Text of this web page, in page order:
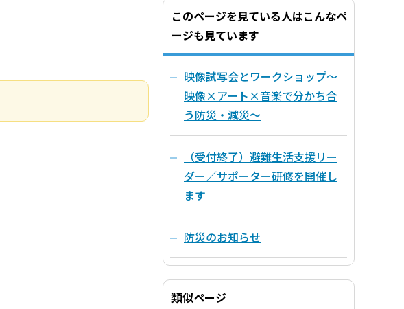
このページを見ている人はこんなペ
ージも見ています
映像試写会とワークショップ～
映像×アート×音楽で分かち合
う防災・減災～
（受付終了）避難生活支援リー
ダー／サポーター研修を開催し
ます
防災のお知らせ
類似ページ